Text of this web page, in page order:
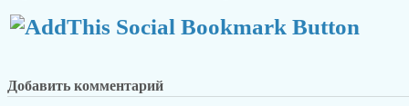
Добавить комментарий